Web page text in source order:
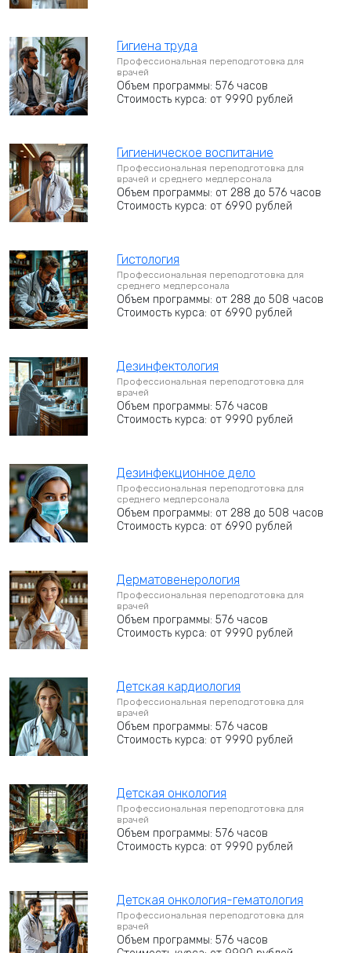
Гигиена труда
Профессиональная переподготовка для
врачей
Объем программы: 576 часов
Стоимость курса: от 9990 рублей
Гигиеническое воспитание
Профессиональная переподготовка для
врачей и среднего медперсонала
Объем программы: от 288 до 576 часов
Стоимость курса: от 6990 рублей
Гистология
Профессиональная переподготовка для
среднего медперсонала
Объем программы: от 288 до 508 часов
Стоимость курса: от 6990 рублей
Дезинфектология
Профессиональная переподготовка для
врачей
Объем программы: 576 часов
Стоимость курса: от 9990 рублей
Дезинфекционное дело
Профессиональная переподготовка для
среднего медперсонала
Объем программы: от 288 до 508 часов
Стоимость курса: от 6990 рублей
Дерматовенерология
Профессиональная переподготовка для
врачей
Объем программы: 576 часов
Стоимость курса: от 9990 рублей
Детская кардиология
Профессиональная переподготовка для
врачей
Объем программы: 576 часов
Стоимость курса: от 9990 рублей
Детская онкология
Профессиональная переподготовка для
врачей
Объем программы: 576 часов
Стоимость курса: от 9990 рублей
Детская онкология-гематология
Профессиональная переподготовка для
врачей
Объем программы: 576 часов